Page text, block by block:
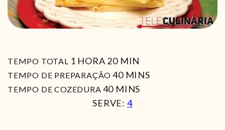
TEMPO TOTAL 1 HORA
HORA 20MIN
MIN
TEMPO DE PREPARAÇÃO 40MIN
MINS
TEMPO DE COZEDURA 40MIN
MINS
SERVE: 4